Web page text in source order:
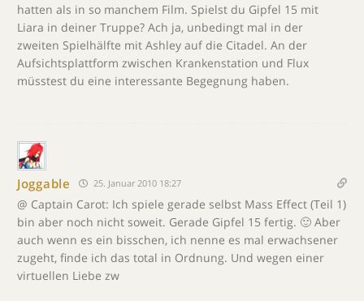
hatten als in so manchem Film. Spielst du Gipfel 15 mit
Liara in deiner Truppe? Ach ja, unbedingt mal in der
zweiten Spielhälfte mit Ashley auf die Citadel. An der
Aufsichtsplattform zwischen Krankenstation und Flux
müsstest du eine interessante Begegnung haben.
Joggable 25. Januar 2010 18:27
@ Captain Carot: Ich spiele gerade selbst Mass Effect (Teil 1)
bin aber noch nicht soweit. Gerade Gipfel 15 fertig. 🙂 Aber
auch wenn es ein bisschen, ich nenne es mal erwachsener
zugeht, finde ich das total in Ordnung. Und wegen einer
virtuellen Liebe zw